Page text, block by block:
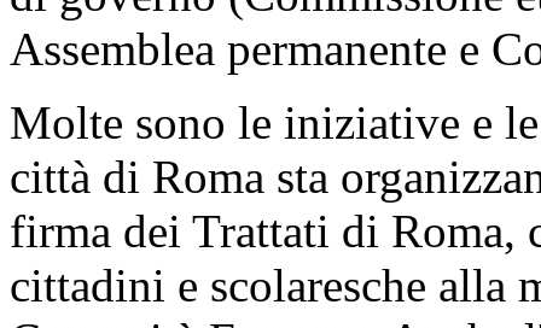
Assemblea permanente e
Molte sono le iniziative e
città di Roma sta
firma dei Trattati di
cittadini e scolaresche alla